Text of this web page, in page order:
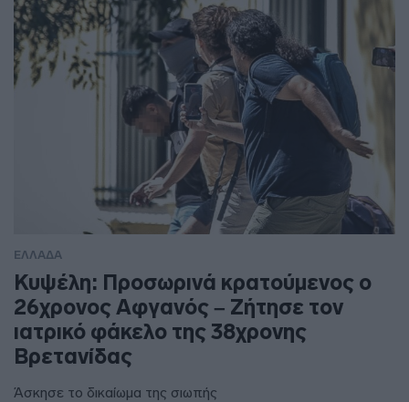
ΕΛΛΑΔΑ
Κυψέλη: Προσωρινά κρατούμενος ο
26χρονος Αφγανός – Ζήτησε τον
ιατρικό φάκελο της 38χρονης
Βρετανίδας
Άσκησε το δικαίωμα της σιωπής